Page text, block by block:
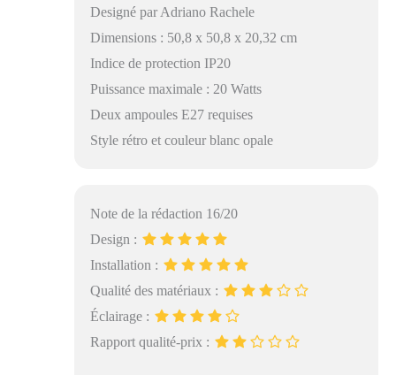
Designé par Adriano Rachele
Dimensions : 50,8 x 50,8 x 20,32 cm
Indice de protection IP20
Puissance maximale : 20 Watts
Deux ampoules E27 requises
Style rétro et couleur blanc opale
Note de la rédaction 16/20
Design :
Installation :
Qualité des matériaux :
Éclairage :
Rapport qualité-prix :